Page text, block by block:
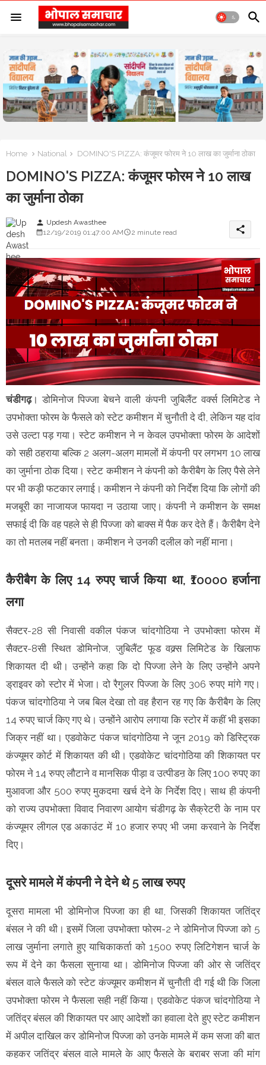
Home National DOMINO'S PIZZA: कंजूमर फोरम ने 10 लाख का जुर्माना ठोका
DOMINO'S PIZZA: कंजूमर फोरम ने 10 लाख
का जुर्माना ठोका
person Updesh Awasthee
12/19/2019 01:47:00 AM
2 minute read share
चंडीगढ़। डोमिनोज पिज्जा बेचने वाली कंपनी जुबिलैंट वर्क्स लिमिटेड ने
उपभोक्ता फोरम के फैसले को स्टेट कमीशन में चुनौती दे दी, लेकिन यह दांव
उसे उल्टा पड़ गया। स्टेट कमीशन ने न केवल उपभोक्ता फोरम के आदेशों
को सही ठहराया बल्कि 2 अलग-अलग मामलों में कंपनी पर लगभग 10 लाख
का जुर्माना ठोक दिया। स्टेट कमीशन ने कंपनी को कैरीबैग के लिए पैसे लेने
पर भी कड़ी फटकार लगाई। कमीशन ने कंपनी को निर्देश दिया कि लोगों की
मजबूरी का नाजायज फायदा न उठाया जाए। कंपनी ने कमीशन के समक्ष
सफाई दी कि वह पहले से ही पिज्जा को बाक्स में पैक कर देते हैं। कैरीबैग देने
का तो मतलब नहीं बनता। कमीशन ने उनकी दलील को नहीं माना।
कैरीबैग के लिए 14 रुपए चार्ज किया था, ₹10000 हर्जाना
लगा
सैक्टर-28 सी निवासी वकील पंकज चांदगोठिया ने उपभोक्ता फोरम में
सैक्टर-8सी स्थित डोमिनोज, जुबिलैंट फूड वक्र्स लिमिटेड के खिलाफ
शिकायत दी थी। उन्होंने कहा कि दो पिज्जा लेने के लिए उन्होंने अपने
ड्राइवर को स्टोर में भेजा। दो रैगुलर पिज्जा के लिए 306 रुपए मांगे गए।
पंकज चांदगोठिया ने जब बिल देखा तो वह हैरान रह गए कि कैरीबैग के लिए
14 रुपए चार्ज किए गए थे। उन्होंने आरोप लगाया कि स्टोर में कहीं भी इसका
जिक्र नहीं था। एडवोकेट पंकज चांदगोठिया ने जून 2019 को डिस्ट्रिक
कंज्यूमर कोर्ट में शिकायत की थी। एडवोकेट चांदगोठिया की शिकायत पर
फोरम ने 14 रुपए लौटाने व मानसिक पीड़ा व उत्पीडऩ के लिए 100 रुपए का
मुआवजा और 500 रुपए मुकदमा खर्च देने के निर्देश दिए। साथ ही कंपनी
को राज्य उपभोक्ता विवाद निवारण आयोग चंडीगढ़ के सैक्रेटरी के नाम पर
कंज्यूमर लीगल एड अकाउंट में 10 हजार रुपए भी जमा करवाने के निर्देश
दिए।
दूसरे मामले में कंपनी ने देने थे 5 लाख रुपए
दूसरा मामला भी डोमिनोज पिज्जा का ही था, जिसकी शिकायत जतिंद्र
बंसल ने की थी। इसमें जिला उपभोक्ता फोरम-2 ने डोमिनोज पिज्जा को 5
लाख जुर्माना लगाते हुए याचिकाकर्ता को 1500 रुपए लिटिगेशन चार्ज के
रूप में देने का फैसला सुनाया था। डोमिनोज पिज्जा की ओर से जतिंद्र
बंसल वाले फैसले को स्टेट कंज्यूमर कमीशन में चुनौती दी गई थी कि जिला
उपभोक्ता फोरम ने फैसला सही नहीं किया। एडवोकेट पंकज चांदगोठिया ने
जतिंद्र बंसल की शिकायत पर आए आदेशों का हवाला देते हुए स्टेट कमीशन
में अपील दाखिल कर डोमिनोज पिज्जा को उनके मामले में कम सजा की बात
कहकर जतिंद्र बंसल वाले मामले के आए फैसले के बराबर सजा की मांग